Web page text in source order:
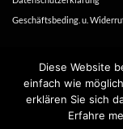
Geschäftsbeding. u.
Diese Website
einfach wie
erklären Sie sich
Erfahre